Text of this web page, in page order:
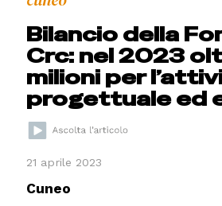
Bilancio della
Crc: nel 2023
milioni per
progettuale ed
21 aprile 2023
Cuneo